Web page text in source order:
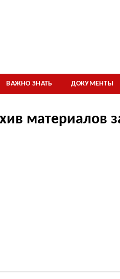
ВАЖНО ЗНАТЬ ДОКУМЕНТЫ
материалов